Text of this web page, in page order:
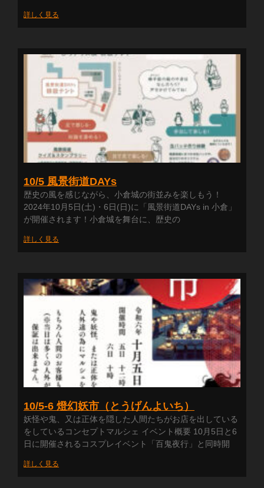
詳しく見る
10/5 風景街道DAYs
歴史の風を感じながら、小倉城の街並みを楽しもう！
2024年10月5日(土)・6日(日)に「風景街道DAYs in 小倉」
が開催されます！小倉城を舞台に、歴史の
詳しく見る
10/5-6 燈幻妖市（とうげんよいち）
妖怪や鬼、又は正体を隠した人間たちがお店を出している
をしているコンセプトマルシェ イベント概要 10月5日と6
日に開催されるコスプレイベント「百鬼夜行」と同時開
詳しく見る